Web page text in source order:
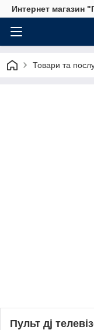
Интернет магазин
Товари та
Пульт дj